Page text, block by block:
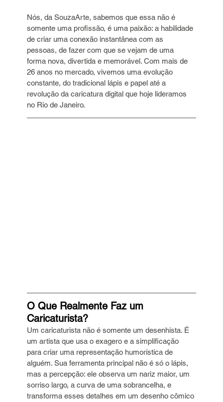
Nós, da SouzaArte, sabemos que essa não é
somente uma profissão, é uma paixão: a habilidade
de criar uma conexão instantânea com as
pessoas, de fazer com que se vejam de uma
forma nova, divertida e memorável. Com mais de
26 anos no mercado, vivemos uma evolução
constante, do tradicional lápis e papel até a
revolução da caricatura digital que hoje lideramos
no Rio de Janeiro.
O Que Realmente Faz um
Caricaturista?
Um caricaturista não é somente um desenhista. É
um artista que usa o exagero e a simplificação
para criar uma representação humorística de
alguém. Sua ferramenta principal não é só o lápis,
mas a percepção: ele observa um nariz maior, um
sorriso largo, a curva de uma sobrancelha, e
transforma esses detalhes em um desenho cômico